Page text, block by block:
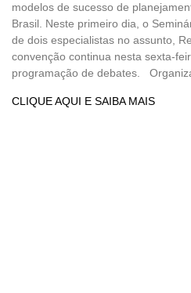
modelos de sucesso de
Brasil. Neste primeiro dia, o
de dois especialistas no assunto,
convenção continua nesta sexta-
programação de debates.
CLIQUE AQUI E SAIBA MAIS